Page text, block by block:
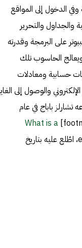
وفي الدخول إلى المواقع
والجداول والتحرير
على البرمجة وقدرته
الحاسوب تلك
حسابية ومعادلات
والوصول إلى
تشارلز باباج في عام
What is a
، من موقع: edu.gcfglobal.org، اطّلع عليه بتاريخ